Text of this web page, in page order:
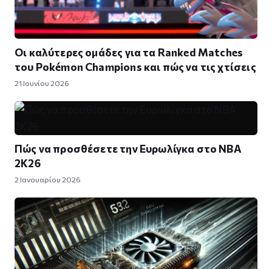
Οι καλύτερες ομάδες για τα Ranked Matches
του Pokémon Champions και πώς να τις χτίσεις
21 Ιουνίου 2026
Πώς να προσθέσετε την Ευρωλίγκα στο NBA
2K26
2 Ιανουαρίου 2026